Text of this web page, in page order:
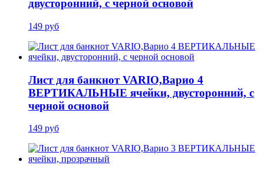
двусторонний, с черной основой
149 руб
Лист для банкнот VARIO,Варио 4
ВЕРТИКАЛЬНЫЕ ячейки, двусторонний, с
черной основой
149 руб